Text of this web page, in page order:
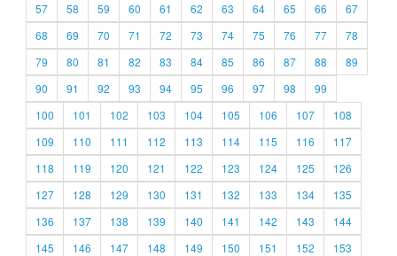
57
58 59 60 61 62 63 64 65 66
67
68
69 70 71 72 73 74 75 76 77
78
79
80 81 82 83 84 85 86 87 88
89
90
91 92 93 94 95 96 97 98
99
100
101 102 103 104 105 106 107
108
109
110 111 112 113 114 115 116
117
118
119 120 121 122 123 124 125
126
127
128 129 130 131 132 133 134
135
136
137 138 139 140 141 142 143
144
145
146 147 148 149 150 151 152
153